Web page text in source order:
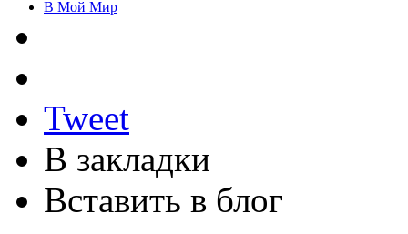
В Мой Мир
Tweet
В закладки
Вставить в блог